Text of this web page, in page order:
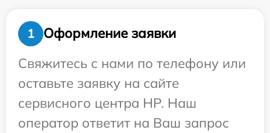
1
Оформление заявки
Свяжитесь с нами по телефону или
оставьте заявку на сайте
сервисного центра HP. Наш
оператор ответит на Ваш запрос